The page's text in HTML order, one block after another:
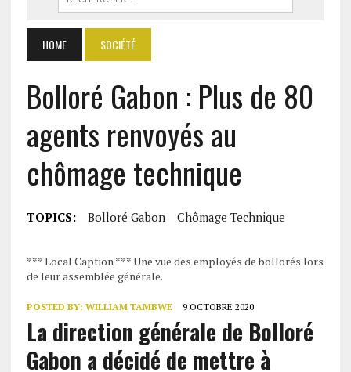
HOME SOCIÉTÉ
Bolloré Gabon : Plus de 80
agents renvoyés au
chômage technique
TOPICS: Bolloré Gabon Chômage Technique
*** Local Caption *** Une vue des employés de bollorés lors
de leur assemblée générale.
POSTED BY: WILLIAM TAMBWE 9 OCTOBRE 2020
La direction générale de Bolloré
Gabon a décidé de mettre à